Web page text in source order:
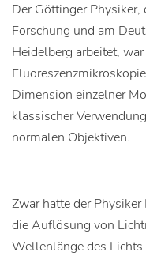
Der Göttinger
Forschung und am
Heidelberg arbeitet,
Dimension einzelner
klassischer
normalen Objektiven.
Zwar hatte der
die Auflösung von
Wellenlänge des